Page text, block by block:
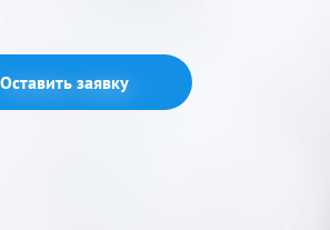
Оставить заявку